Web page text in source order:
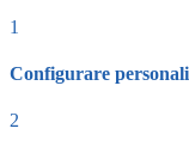
1
Configurare
2